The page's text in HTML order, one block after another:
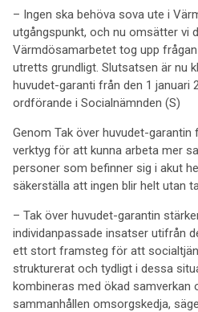
– Ingen ska behöva sova ute i
utgångspunkt, och nu omsätter vi
Värmdösamarbetet tog upp
utretts grundligt. Slutsatsen är nu
huvudet-garanti från den 1 januari
ordförande i Socialnämnden (S)
Genom Tak över huvudet-
verktyg för att kunna arbeta mer
personer som befinner sig i akut
säkerställa att ingen blir helt utan
– Tak över huvudet-garantin
individanpassade insatser utifrån
ett stort framsteg för att
strukturerat och tydligt i dessa
kombineras med ökad samverkan
sammanhållen omsorgskedja,